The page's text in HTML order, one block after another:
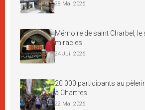
28 Mai 2026
Mémoire de saint Charbel, le
miracles
24 Juil 2026
20 000 participants au
à Chartres
22 Mai 2026